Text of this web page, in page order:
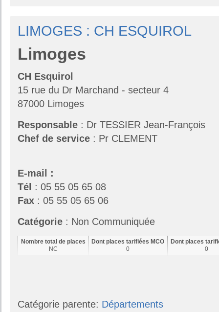
LIMOGES : CH ESQUIROL
Limoges
CH Esquirol
15 rue du Dr Marchand - secteur 4
87000 Limoges
Responsable : Dr TESSIER Jean-François
Chef de service : Pr CLEMENT
E-mail :
Tél : 05 55 05 65 08
Fax : 05 55 05 65 06
Catégorie : Non Communiquée
Nombre total de places
NC
Dont places tarifiées MCO
0
Dont places
0
Catégorie parente: Départements